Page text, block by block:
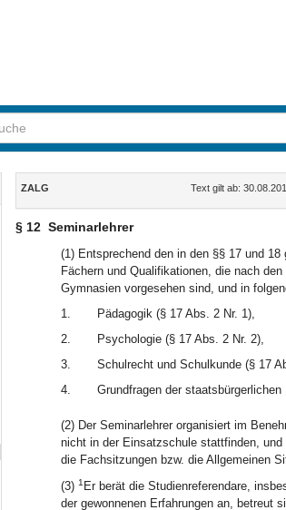
Inhalt
ZALG Text gilt ab:
§ 12 Seminarlehrer
(1) Entsprechend den in den §§ 17 und
Fächern und Qualifikationen, die nach
Gymnasien vorgesehen sind, und in
1.
Pädagogik (§ 17 Abs. 2 Nr. 1),
2.
Psychologie (§ 17 Abs. 2 Nr. 2),
3.
Schulrecht und Schulkunde (§ 17
4.
Grundfragen der
(2) Der Seminarlehrer organisiert im
nicht in der Einsatzschule stattfinden,
die Fachsitzungen bzw. die Allgemeinen
(3) 1 Er berät die Studienreferendare,
der gewonnenen Erfahrungen an, betreut